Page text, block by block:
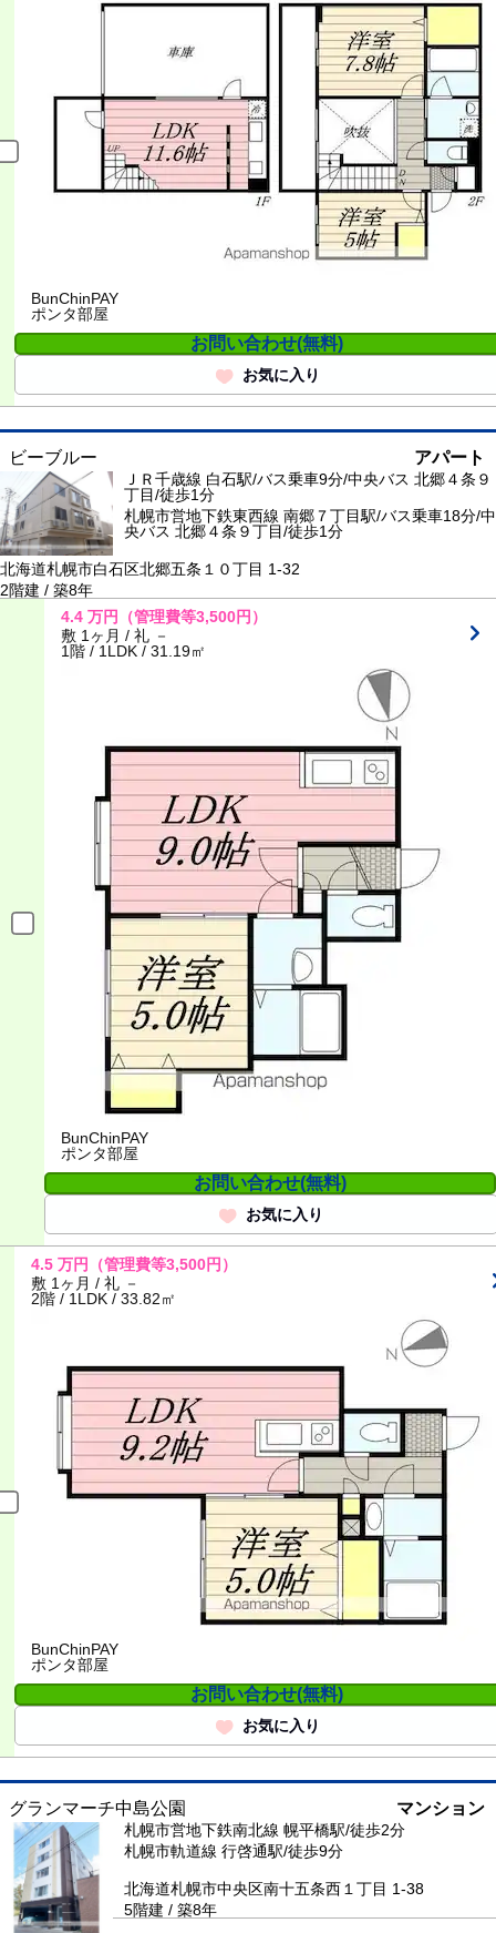
BunChinPAY
ポンタ部屋
お問い合わせ(無料)
お気に入り
ビーブルー アパート
ＪＲ千歳線 白石駅/バス乗車9分/中央バス 北郷４条９
丁目/徒歩1分
札幌市営地下鉄東西線 南郷７丁目駅/バス乗車18分/中
央バス 北郷４条９丁目/徒歩1分
北海道札幌市白石区北郷五条１０丁目 1-32
2階建 / 築8年
4.4 万円
（管理費等3,500円）
敷 1ヶ月 / 礼 －
1階 / 1LDK / 31.19㎡
BunChinPAY
ポンタ部屋
お問い合わせ(無料)
お気に入り
4.5 万円
（管理費等3,500円）
敷 1ヶ月 / 礼 －
2階 / 1LDK / 33.82㎡
BunChinPAY
ポンタ部屋
お問い合わせ(無料)
お気に入り
グランマーチ中島公園 マンション
札幌市営地下鉄南北線 幌平橋駅/徒歩2分
札幌市軌道線 行啓通駅/徒歩9分
北海道札幌市中央区南十五条西１丁目 1-38
5階建 / 築8年